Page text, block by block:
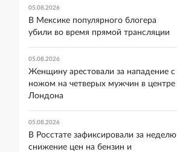
05.08.2026
В Мексике популярного блогера
убили во время прямой трансляции
05.08.2026
Женщину арестовали за нападение с
ножом на четверых мужчин в центре
Лондона
05.08.2026
В Росстате зафиксировали за неделю
снижение цен на бензин и